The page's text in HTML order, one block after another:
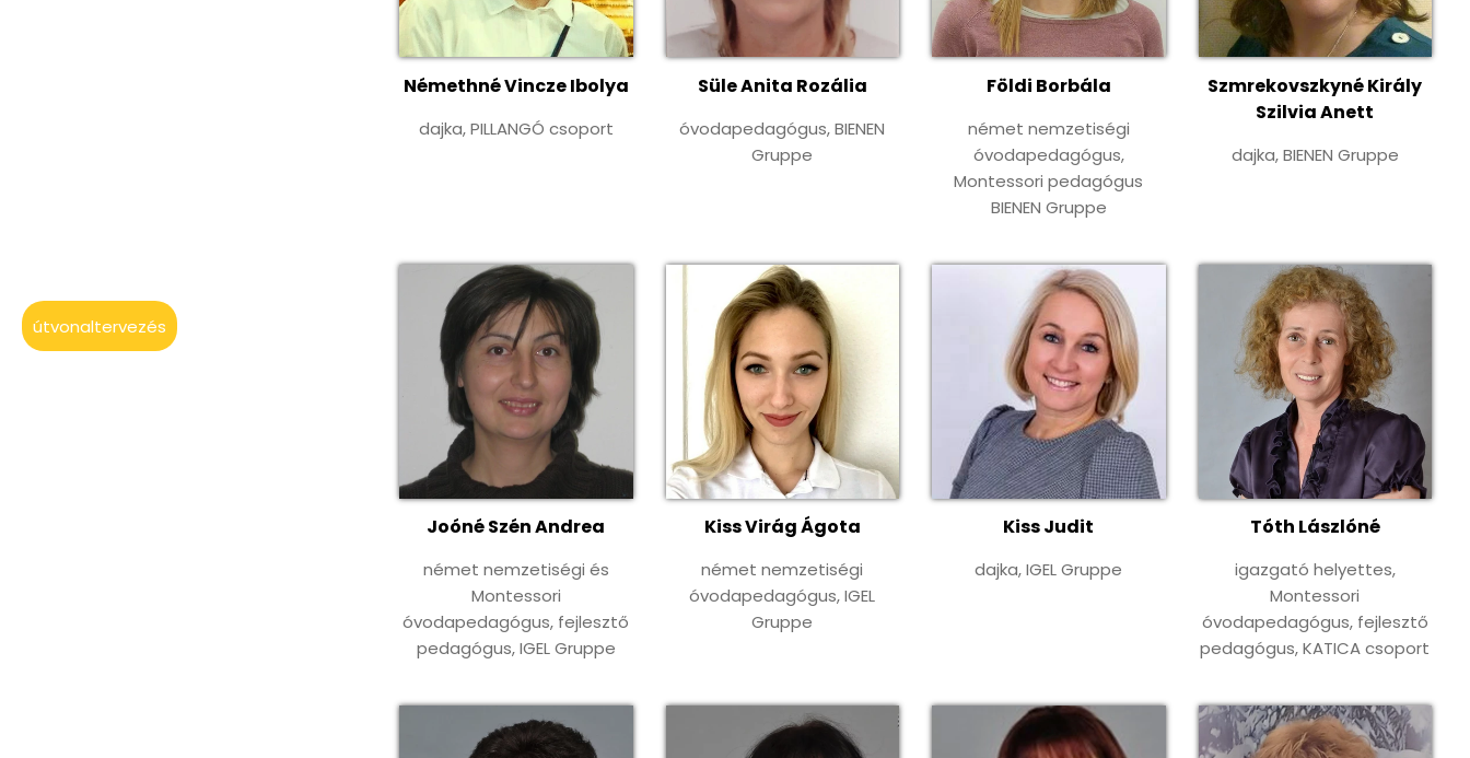
útvonaltervezés
Némethné Vincze Ibolya
dajka, PILLANGÓ csoport
Süle Anita Rozália
óvodapedagógus, BIENEN
Gruppe
Földi Borbála
német nemzetiségi
óvodapedagógus,
Montessori pedagógus
BIENEN Gruppe
Szmrekovszkyné Király
Szilvia Anett
dajka, BIENEN Gruppe
Joóné Szén Andrea
német nemzetiségi és
Montessori
óvodapedagógus, fejlesztő
pedagógus, IGEL Gruppe
Kiss Virág Ágota
német nemzetiségi
óvodapedagógus, IGEL
Gruppe
Kiss Judit
dajka, IGEL Gruppe
Tóth Lászlóné
igazgató helyettes,
Montessori
óvodapedagógus, fejlesztő
pedagógus, KATICA csoport